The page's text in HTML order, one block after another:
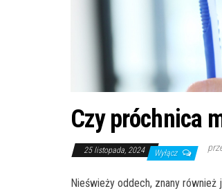
Czy próchnica
25 listopada, 2024 Wyłącz
Nieświeży oddech, znany